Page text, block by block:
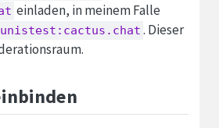
einladen, in meinem Falle
. Dieser